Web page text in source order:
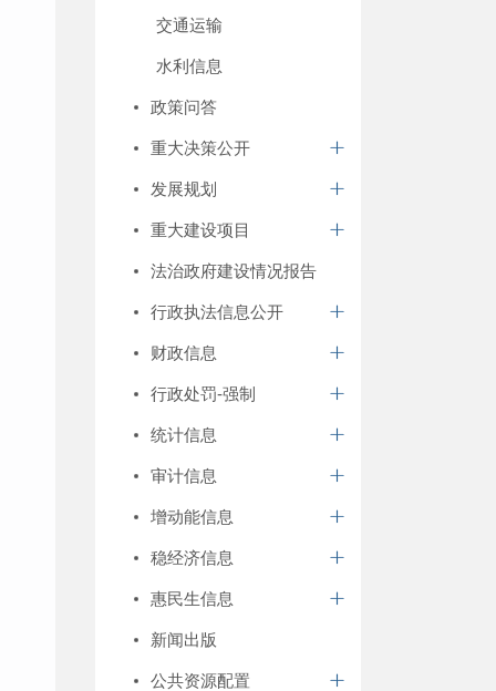
交通运输
水利信息
政策问答
重大决策公开
发展规划
重大建设项目
法治政府建设情况报告
行政执法信息公开
财政信息
行政处罚-强制
统计信息
审计信息
增动能信息
稳经济信息
惠民生信息
新闻出版
公共资源配置